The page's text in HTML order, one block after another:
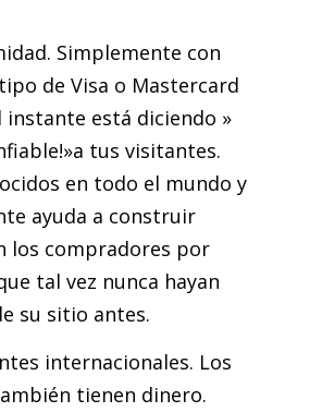
Simplemente con
de Visa o Mastercard
instante está diciendo »
tus visitantes.
en todo el mundo y
ayuda a construir
los compradores por
tal vez nunca hayan
su sitio antes.
internacionales. Los
tienen dinero.